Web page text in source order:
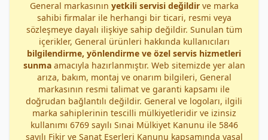
General markasının yetkili servisi değildirve marka
sahibi firmalar ile herhangi bir ticari, resmi veya
sözleşmeye dayalı ilişkiye sahip değildir. Sunulan tüm
içerikler, General ürünleri hakkında kullanıcıları
bilgilendirme, yönlendirme ve özel servis hizmetleri
sunmaamacıyla hazırlanmıştır. Web sitemizde yer alan
arıza, bakım, montaj ve onarım bilgileri, General
markasının resmi talimat ve garanti kapsamı ile
doğrudan bağlantılı değildir. General ve logoları, ilgili
marka sahiplerinin tescilli mülkiyetleridir ve izinsiz
kullanımı 6769 sayılı Sınai Mülkiyet Kanunu ile 5846
sayılı Fikir ve Sanat Eserleri Kanunu kapsamında yasal